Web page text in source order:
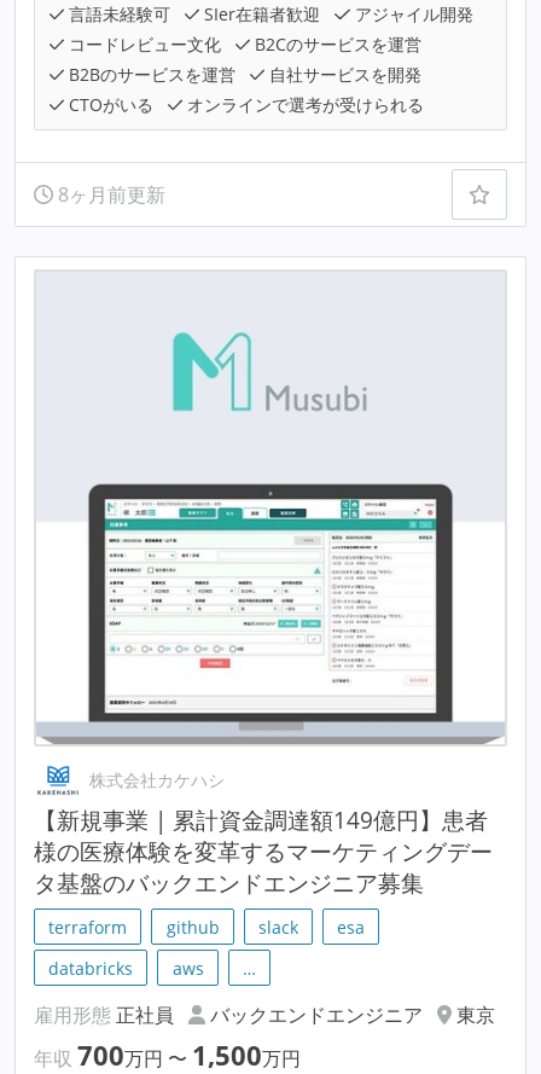
言語未経験可
SIer在籍者歓迎
アジャイル開発
コードレビュー文化
B2Cのサービスを運営
B2Bのサービスを運営
自社サービスを開発
CTOがいる
オンラインで選考が受けられる
8ヶ月前更新
株式会社カケハシ
【新規事業 | 累計資金調達額149億円】患者
様の医療体験を変革するマーケティングデー
タ基盤のバックエンドエンジニア募集
terraform github slack
esa
databricks
aws …
雇用形態 正社員 バックエンドエンジニア
東京
年収 700万円 〜 1,500万円